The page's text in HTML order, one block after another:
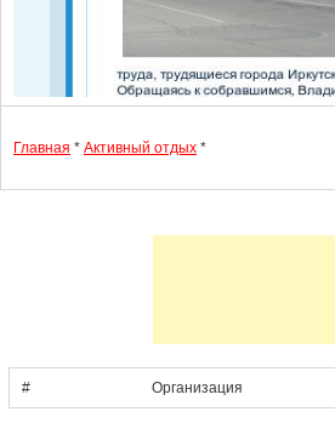
Главная * Активный отдых *
# Организация